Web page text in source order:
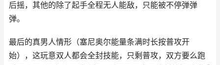
后摇，其他的除了起手全程无人能敌，只能被不停弹弹
弹。
最后的真男人情形（塞尼奥尔能量条满时长按普攻开
始），这玩意双人都会全封技能，只剩普攻，双方要么跑